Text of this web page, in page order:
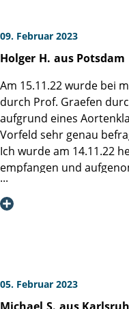
09. Februar 2023
Holger H. aus Potsdam
Am 15.11.22 wurde bei
durch Prof. Graefen
aufgrund eines
Vorfeld sehr genau
Ich wurde am 14.11.22
empfangen und
fanden noch mal
Operation verlief ohne
auch dort - in der Regel
untersucht. Mein
05. Februar 2023